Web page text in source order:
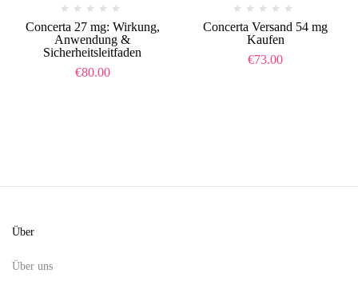
Concerta 27 mg: Wirkung,
Anwendung &
Sicherheitsleitfaden
€80.00
Concerta Versand 54 mg
Kaufen
€73.00
Über
Über uns